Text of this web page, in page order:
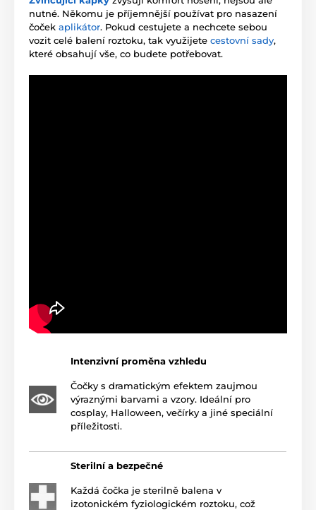
nutné. Někomu je příjemnější používat pro nasazení
čoček aplikátor. Pokud cestujete a nechcete sebou
vozit celé balení roztoku, tak využijete cestovní sady,
které obsahují vše, co budete potřebovat.
Intenzivní proměna vzhledu
Čočky s dramatickým efektem zaujmou
výraznými barvami a vzory. Ideální pro
cosplay, Halloween, večírky a jiné speciální
příležitosti.
Sterilní a bezpečné
Každá čočka je sterilně balena v
izotonickém fyziologickém roztoku, což